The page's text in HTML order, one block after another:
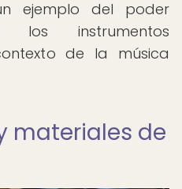
ejemplo del poder
los instrumentos
de la música
materiales de